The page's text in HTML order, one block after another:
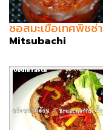
ซอสมะเขือเทศพิชซ่า
Mitsubachi